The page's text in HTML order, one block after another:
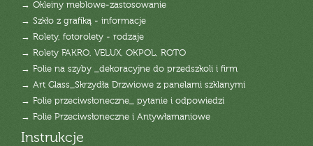
→ Okleiny meblowe-zastosowanie
→ Szkło z grafiką - informacje
→ Rolety, fotorolety - rodzaje
→ Rolety FAKRO, VELUX, OKPOL, ROTO
→ Folie na szyby _dekoracyjne do przedszkoli i firm
→ Art Glass_Skrzydła Drzwiowe z panelami szklanymi
→ Folie przeciwsłoneczne_ pytanie i odpowiedzi
→ Folie Przeciwsłoneczne i Antywłamaniowe
Instrukcje